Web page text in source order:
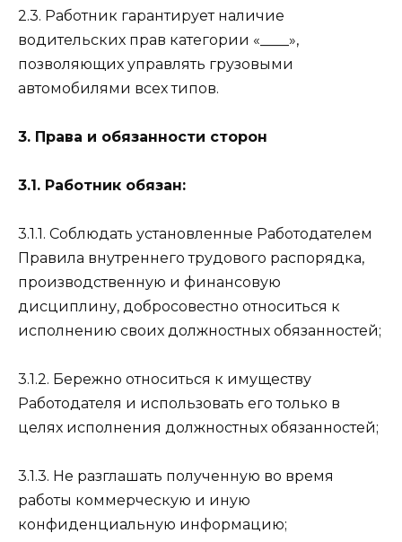
2.3. Работник гарантирует наличие
водительских прав категории «____»,
позволяющих управлять грузовыми
автомобилями всех типов.
3. Права и обязанности сторон
3.1. Работник обязан:
3.1.1. Соблюдать установленные Работодателем
Правила внутреннего трудового распорядка,
производственную и финансовую
дисциплину, добросовестно относиться к
исполнению своих должностных обязанностей;
3.1.2. Бережно относиться к имуществу
Работодателя и использовать его только в
целях исполнения должностных обязанностей;
3.1.3. Не разглашать полученную во время
работы коммерческую и иную
конфиденциальную информацию;